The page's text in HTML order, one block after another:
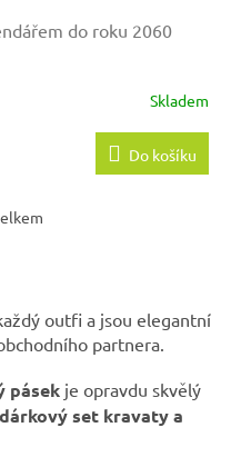
do roku 2060
Skladem
Do košíku
outfi a jsou elegantní
partnera.
pásek je opravdu skvělý
dárkový set kravaty a